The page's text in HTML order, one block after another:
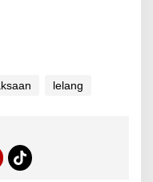
lelang